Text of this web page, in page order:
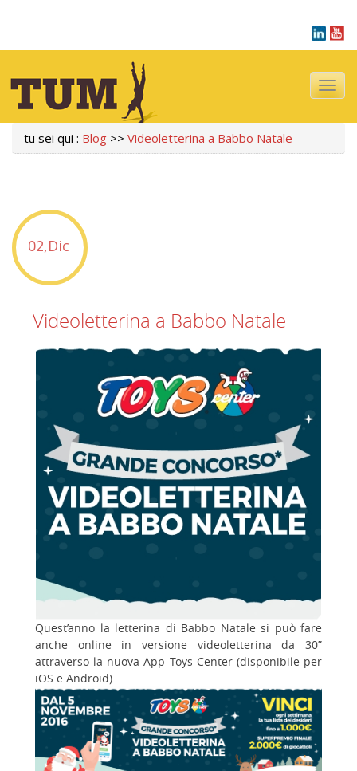
tu sei qui : Blog >> Videoletterina a Babbo Natale
02,Dic
Videoletterina a Babbo Natale
Quest’anno la letterina di Babbo Natale si può fare
anche online in versione videoletterina da 30”
attraverso la nuova App Toys Center (disponibile per
iOS e Android)